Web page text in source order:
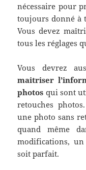
nécessaire pour
toujours donné à
Vous devez
tous les réglages
Vous devrez
maitriser
photos qui sont
retouches
une photo sans
quand même
modifications,
soit parfait.